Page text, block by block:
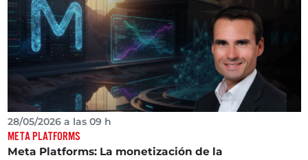
28/05/2026 a las 09 h
META PLATFORMS
Meta Platforms: La monetización de la